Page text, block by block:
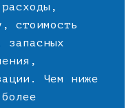
стоимость
запасных
Чем ниже